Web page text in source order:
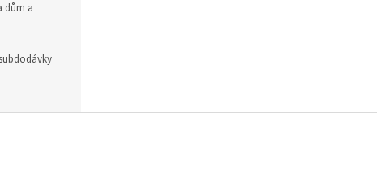
dům a